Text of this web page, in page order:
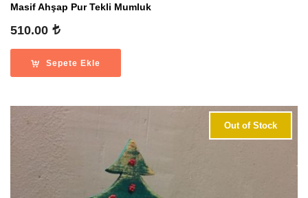
Masif Ahşap Pur Tekli Mumluk
510.00
Sepete Ekle
Out of Stock